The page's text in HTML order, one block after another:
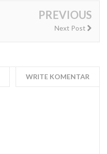
PREVIOUS
Next Post
WRITE KOMENTAR